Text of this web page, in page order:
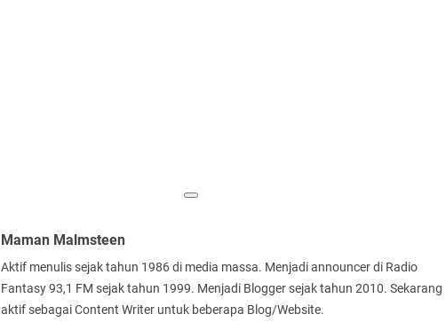
Maman Malmsteen
Aktif menulis sejak tahun 1986 di media massa. Menjadi announcer di Radio
Fantasy 93,1 FM sejak tahun 1999. Menjadi Blogger sejak tahun 2010. Sekarang
aktif sebagai Content Writer untuk beberapa Blog/Website.